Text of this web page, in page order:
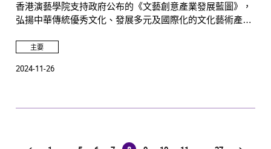
香港演藝學院支持政府公布的《文藝創意產業發展藍圖》，
弘揚中華傳統優秀文化、發展多元及國際化的文化藝術產
產業生態圈。演藝學院亦感謝政府繼續進一步優化文化及經
年創校以來，演藝學院作為政府文化政策夥伴，一直秉持其
主要
2024-11-26